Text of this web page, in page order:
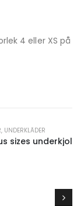
4 eller XS på
, UNDERKLÄDER
sizes underkjol